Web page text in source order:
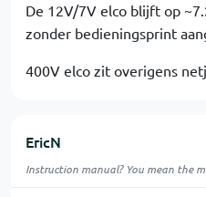
De 12V/7V elco blijft op
zonder bedieningsprint
400V elco zit overigens
EricN
Instruction manual? You mean the